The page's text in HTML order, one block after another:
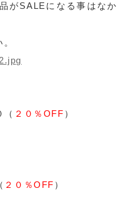
がSALEになる事はなか
（ ２０％OFF ）
２０％OFF ）